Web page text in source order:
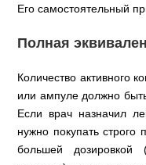
Его самостоятельный
Полная
Количество активного
или ампуле должно
Если врач назначил
нужно покупать строго
большей